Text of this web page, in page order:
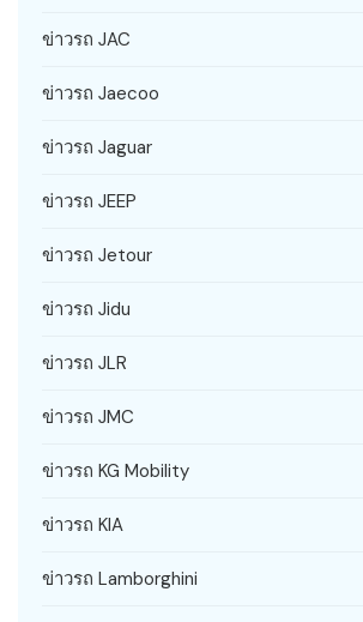
ข่าวรถ JAC
ข่าวรถ Jaecoo
ข่าวรถ Jaguar
ข่าวรถ JEEP
ข่าวรถ Jetour
ข่าวรถ Jidu
ข่าวรถ JLR
ข่าวรถ JMC
ข่าวรถ KG Mobility
ข่าวรถ KIA
ข่าวรถ Lamborghini